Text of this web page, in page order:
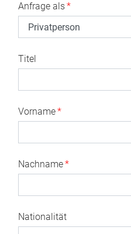
Anfrage als*
Titel
Vorname*
Nachname*
Nationalität